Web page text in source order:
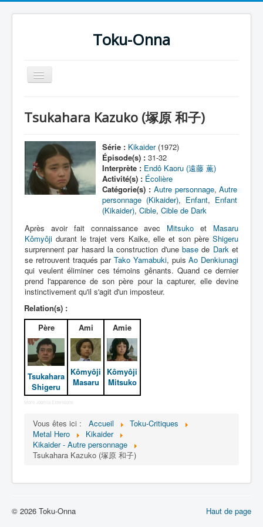
Toku-Onna
Basculer
la
Toku-Actrices
Toku-Critiques
Séries
Films
Dessins
Artiste Asperger
Lexique
Jinzô ningen Kikaider (人造 人間
キカイダー) = Androïde Kikaider
Série
Personnages
Objets
Épisodes
Chronologie
Kikaider
Tsukahara Kazuko (塚原 和子)
Série : Kikaider(1972)
Épisode(s) : 31-32
Interprète : Endô Kaoru (遠藤 薫)
Activité(s) : Écolière
Catégorie(s) : Autre personnage,Autre
personnage (Kikaider), Enfant, Enfant
(Kikaider),Cible,Cible de Dark
Après avoir fait connaissance avec Mitsuko et Masaru
Kômyôji durant le trajet vers Kaike, elle et son père Shigeru
surprennent par hasard la construction d'une base de Darket
se retrouvent traqués par Tako Yamabuki, puisAo Denkiunagi
qui veulent éliminer ces témoins gênants. Quand ce dernier
prend l'apparence de son père pour la capturer, elle devine
instinctivement qu'il s'agit d'un imposteur.
Relation(s) :
Père
Tsukahara
Shigeru
Ami
Kômyôji
Masaru
Amie
Kômyôji
Mitsuko
More Joomla Extensions
Vous êtes ici : Accueil
Toku-Critiques
Metal Hero
Kikaider
Kikaider - Autre personnage
Tsukahara Kazuko (塚原 和子)
Haut de page
© 2026 Toku-Onna